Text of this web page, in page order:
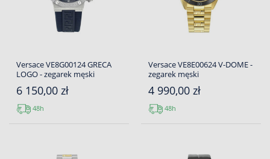
Versace VE8G00124 GRECA
LOGO - zegarek męski
6 150,00 zł
48h
Versace VE8E00624 V-DOME -
zegarek męski
4 990,00 zł
48h